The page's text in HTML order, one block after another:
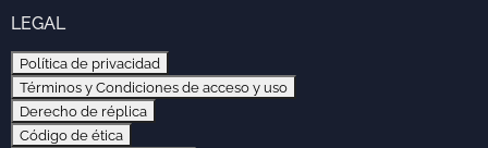
LEGAL
Política de privacidad
Términos y Condiciones de acceso y uso
Derecho de réplica
Código de ética